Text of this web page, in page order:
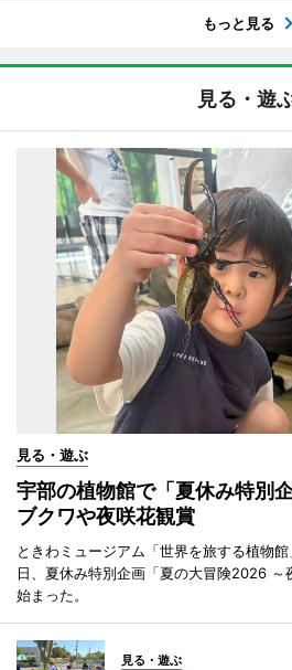
もっと見る
見る・遊
見る・遊ぶ
宇部の植物館で「夏休み特別
ブクワや夜咲花観賞
ときわミュージアム「世界を旅する植物
日、夏休み特別企画「夏の大冒険2026 ～
始まった。
見る・遊ぶ